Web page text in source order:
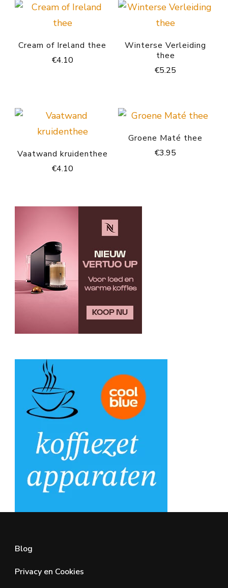
Cream of Ireland thee
€4.10
Winterse Verleiding
thee
€5.25
Vaatwand kruidenthee
€4.10
Groene Maté thee
€3.95
Blog
Privacy en Cookies